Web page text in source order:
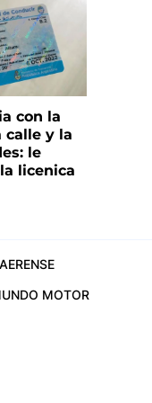
con la
calle y la
le
licenica
MOTOR